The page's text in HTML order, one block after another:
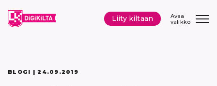
sisältöön
Avaa
valikko
Liity kiltaan
BLOGI |24.09.2019